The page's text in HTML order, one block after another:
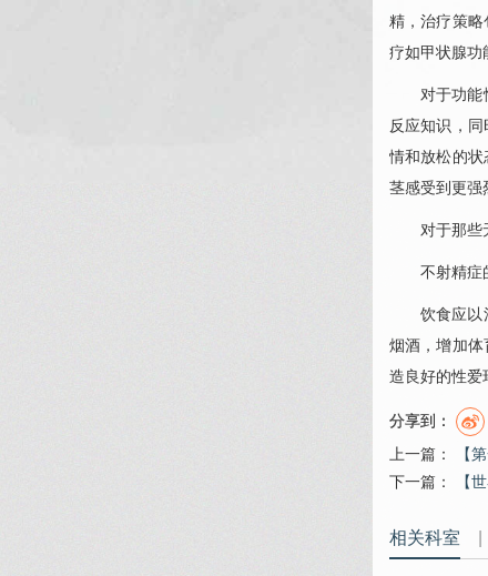
精，治疗策
疗如甲状腺功
对于功
反应知识，
情和放松的
茎感受到更强
对于那些
不射精症
饮食应以
烟酒，增加体
造良好的性爱
分享到：
上一篇：
【
下一篇：
【
相关科室